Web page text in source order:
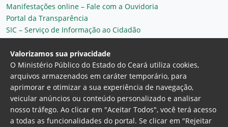
Manifestações online – Fale com a Ouvidoria
Portal da Transparência
SIC – Serviço de Informação ao Cidadão
Plantão MP do Ceará
Secretaria Geral
Valorizamos sua privacidade
O Ministério Público do Estado do Ceará utiliza cookies,
arquivos armazenados em caráter temporário, para
aprimorar e otimizar a sua experiência de navegação,
veicular anúncios ou conteúdo personalizado e analisar
nosso tráfego. Ao clicar em "Aceitar Todos", você terá acesso
a todas as funcionalidades do portal. Se clicar em "Rejeitar